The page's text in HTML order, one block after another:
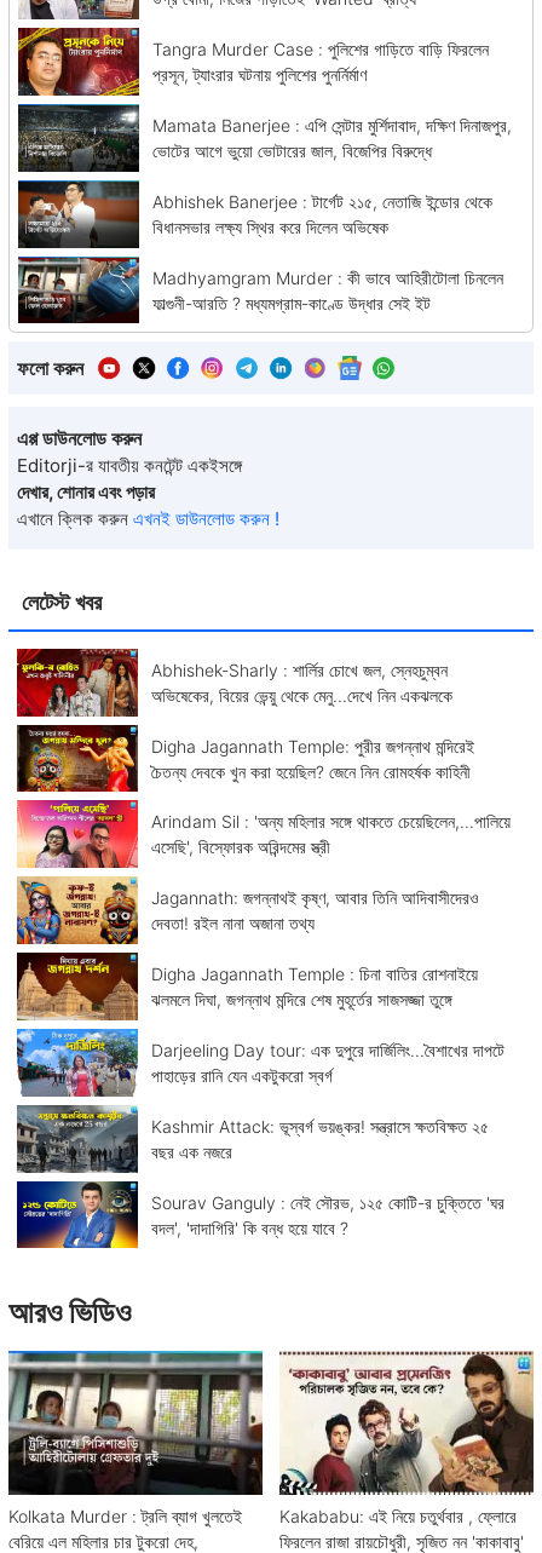
লেটেস্ট খবর
Abhishek-Sharly : শার্লির চোখে জল, স্নেহচুম্বন
অভিষেকের, বিয়ের ভেন্য়ু থেকে মেনু...দেখে নিন একঝলকে
Digha Jagannath Temple: পুরীর জগন্নাথ মন্দিরেই
চৈতন্য দেবকে খুন করা হয়েছিল? জেনে নিন রোমহর্ষক কাহিনী
Arindam Sil : 'অন্য মহিলার সঙ্গে থাকতে চেয়েছিলেন,...পালিয়ে
এসেছি', বিস্ফোরক অরিন্দমের স্ত্রী
Jagannath: জগন্নাথই কৃষ্ণ, আবার তিনি আদিবাসীদেরও
দেবতা! রইল নানা অজানা তথ্য
Digha Jagannath Temple : চিনা বাতির রোশনাইয়ে
ঝলমলে দিঘা, জগন্নাথ মন্দিরে শেষ মুহূর্তের সাজসজ্জা তুঙ্গে
Darjeeling Day tour: এক দুপুরে দার্জিলিং...বৈশাখের দাপটে
পাহাড়ের রানি যেন একটুকরো স্বর্গ
Kashmir Attack: ভূস্বর্গ ভয়ঙ্কর! সন্ত্রাসে ক্ষতবিক্ষত ২৫
বছর এক নজরে
Sourav Ganguly : নেই সৌরভ, ১২৫ কোটি-র চুক্তিতে 'ঘর
বদল', 'দাদাগিরি' কি বন্ধ হয়ে যাবে ?
Tangra Murder Case : পুলিশের গাড়িতে বাড়ি ফিরলেন
প্রসূন, ট্যাংরার ঘটনায় পুলিশের পুনর্নির্মাণ
Mamata Banerjee : এপি সেন্টার মুর্শিদাবাদ, দক্ষিণ দিনাজপুর,
ভোটের আগে ভুয়ো ভোটারের জাল, বিজেপির বিরুদ্ধে
Abhishek Banerjee : টার্গেট ২১৫, নেতাজি ইন্ডোর থেকে
বিধানসভার লক্ষ্য স্থির করে দিলেন অভিষেক
Madhyamgram Murder : কী ভাবে আহিরীটোলা চিনলেন
ফাল্গুনী-আরতি ? মধ্যমগ্রাম-কাণ্ডে উদ্ধার সেই ইট
ফলো করুন
এপ্প ডাউনলোড করুন
Editorji-র যাবতীয় কনটেন্ট একইসঙ্গে
দেখার, শোনার এবং পড়ার
এখানে ক্লিক করুন এখনই ডাউনলোড করুন !
আরও ভিডিও
Kolkata Murder : ট্রলি ব্যাগ খুলতেই
বেরিয়ে এল মহিলার চার টুকরো দেহ,
Kakababu: এই নিয়ে চতুর্থবার , ফ্লোরে
ফিরলেন রাজা রায়চৌধুরী, সৃজিত নন 'কাকাবাবু'